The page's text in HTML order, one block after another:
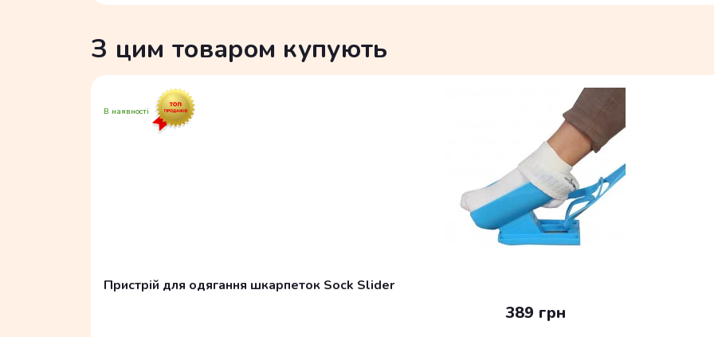
З цим товаром купують
В наявності
Пристрій для одягання шкарпеток Sock Slider
389 грн